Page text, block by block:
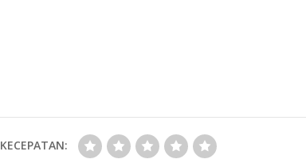
KECEPATAN: